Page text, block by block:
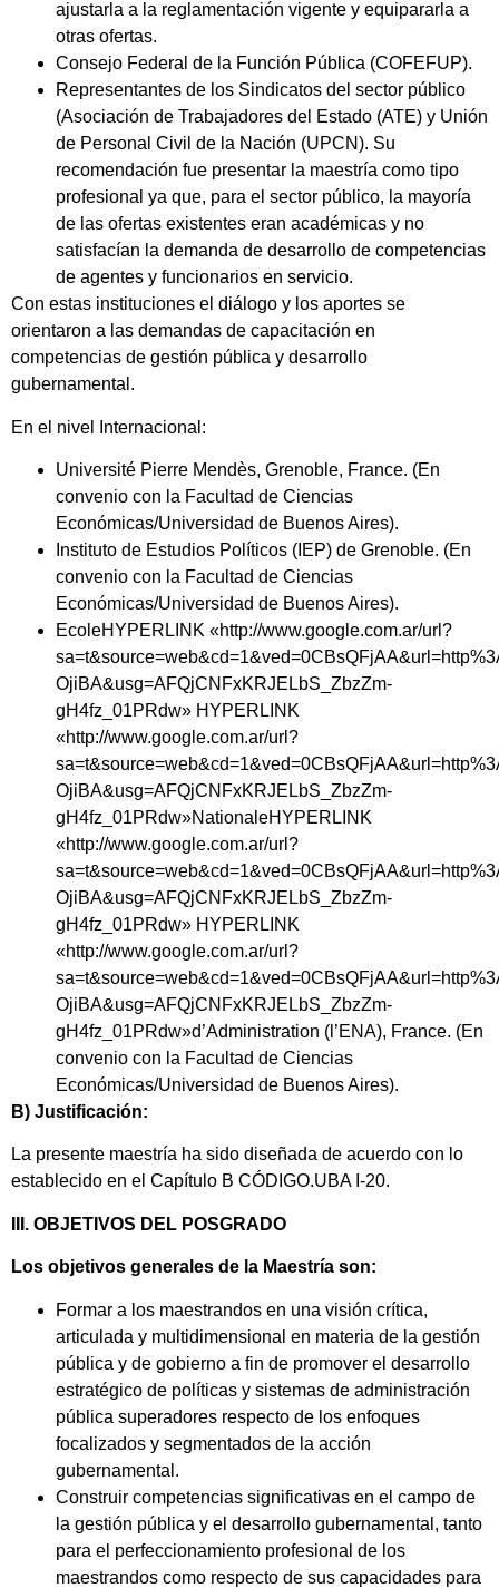
ajustarla a la reglamentación vigente y equipararla a
otras ofertas.
Consejo Federal de la Función Pública (COFEFUP).
Representantes de los Sindicatos del sector público
(Asociación de Trabajadores del Estado (ATE) y Unión
de Personal Civil de la Nación (UPCN). Su
recomendación fue presentar la maestría como tipo
profesional ya que, para el sector público, la mayoría
de las ofertas existentes eran académicas y no
satisfacían la demanda de desarrollo de competencias
de agentes y funcionarios en servicio.
Con estas instituciones el diálogo y los aportes se
orientaron a las demandas de capacitación en
competencias de gestión pública y desarrollo
gubernamental.
En el nivel Internacional:
Université Pierre Mendès, Grenoble, France. (En
convenio con la Facultad de Ciencias
Económicas/Universidad de Buenos Aires).
Instituto de Estudios Políticos (IEP) de Grenoble. (En
convenio con la Facultad de Ciencias
Económicas/Universidad de Buenos Aires).
EcoleHYPERLINK «http://www.google.com.ar/url?
OjiBA&usg=AFQjCNFxKRJELbS_ZbzZm-
gH4fz_01PRdw» HYPERLINK
«http://www.google.com.ar/url?
OjiBA&usg=AFQjCNFxKRJELbS_ZbzZm-
gH4fz_01PRdw»NationaleHYPERLINK
«http://www.google.com.ar/url?
OjiBA&usg=AFQjCNFxKRJELbS_ZbzZm-
gH4fz_01PRdw» HYPERLINK
«http://www.google.com.ar/url?
OjiBA&usg=AFQjCNFxKRJELbS_ZbzZm-
gH4fz_01PRdw»d’Administration (l’ENA), France. (En
convenio con la Facultad de Ciencias
Económicas/Universidad de Buenos Aires).
B) Justificación:
La presente maestría ha sido diseñada de acuerdo con lo
establecido en el Capítulo B CÓDIGO.UBA I-20.
III. OBJETIVOS DEL POSGRADO
Los objetivos generales de la Maestría son:
Formar a los maestrandos en una visión crítica,
articulada y multidimensional en materia de la gestión
pública y de gobierno a fin de promover el desarrollo
estratégico de políticas y sistemas de administración
pública superadores respecto de los enfoques
focalizados y segmentados de la acción
gubernamental.
Construir competencias significativas en el campo de
la gestión pública y el desarrollo gubernamental, tanto
para el perfeccionamiento profesional de los
maestrandos como respecto de sus capacidades para